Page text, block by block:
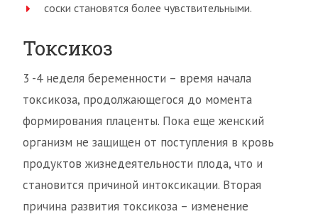
соски становятся более чувствительными.
Токсикоз
3 -4 неделя беременности – время начала
токсикоза, продолжающегося до момента
формирования плаценты. Пока еще женский
организм не защищен от поступления в кровь
продуктов жизнедеятельности плода, что и
становится причиной интоксикации. Вторая
причина развития токсикоза – изменение